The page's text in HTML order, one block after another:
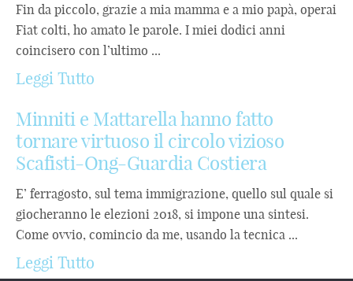
Fin da piccolo, grazie a mia mamma e a mio papà, operai
Fiat colti, ho amato le parole. I miei dodici anni
coincisero con l’ultimo ...
Leggi Tutto
Minniti e Mattarella hanno fatto
tornare virtuoso il circolo vizioso
Scafisti-Ong-Guardia Costiera
E’ ferragosto, sul tema immigrazione, quello sul quale si
giocheranno le elezioni 2018, si impone una sintesi.
Come ovvio, comincio da me, usando la tecnica ...
Leggi Tutto